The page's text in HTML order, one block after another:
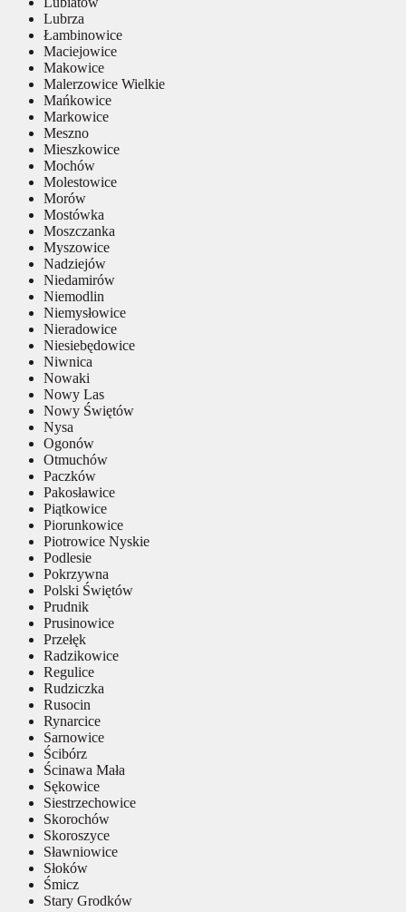
Lubrza
Łambinowice
Maciejowice
Makowice
Malerzowice Wielkie
Mańkowice
Markowice
Meszno
Mieszkowice
Mochów
Molestowice
Morów
Mostówka
Moszczanka
Myszowice
Nadziejów
Niedamirów
Niemodlin
Niemysłowice
Nieradowice
Niesiebędowice
Niwnica
Nowaki
Nowy Las
Nowy Świętów
Nysa
Ogonów
Otmuchów
Paczków
Pakosławice
Piątkowice
Piorunkowice
Piotrowice Nyskie
Podlesie
Pokrzywna
Polski Świętów
Prudnik
Prusinowice
Przełęk
Radzikowice
Regulice
Rudziczka
Rusocin
Rynarcice
Sarnowice
Ścibórz
Ścinawa Mała
Sękowice
Siestrzechowice
Skorochów
Skoroszyce
Sławniowice
Słoków
Śmicz
Stary Grodków